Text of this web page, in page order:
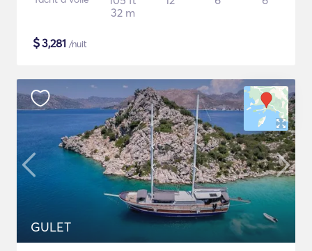
32 m
$3,281 /nuit
GULET